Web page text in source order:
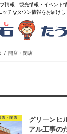
情報・観光情報・イベント
ッチなタウン情報をお届けし
開店・閉店
店・閉店
グリーンヒ
アル工事の